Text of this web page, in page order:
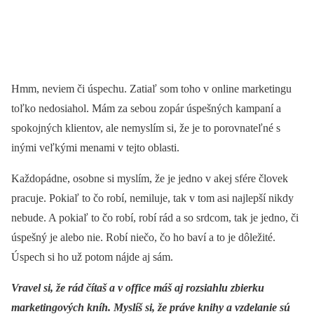
Hmm, neviem či úspechu. Zatiaľ som toho v online marketingu
toľko nedosiahol. Mám za sebou zopár úspešných kampaní a
spokojných klientov, ale nemyslím si, že je to porovnateľné s
inými veľkými menami v tejto oblasti.
Každopádne, osobne si myslím, že je jedno v akej sfére človek
pracuje. Pokiaľ to čo robí, nemiluje, tak v tom asi najlepší nikdy
nebude. A pokiaľ to čo robí, robí rád a so srdcom, tak je jedno, či
úspešný je alebo nie. Robí niečo, čo ho baví a to je dôležité.
Úspech si ho už potom nájde aj sám.
Vravel si, že rád čítaš a v office máš aj rozsiahlu zbierku
marketingových kníh. Myslíš si, že práve knihy a vzdelanie sú